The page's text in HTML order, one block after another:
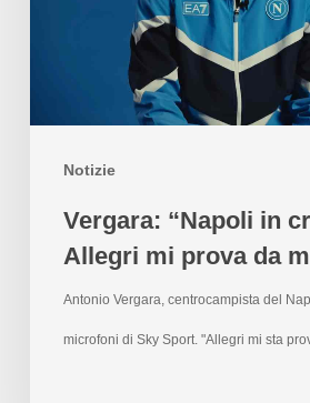
Notizie
Vergara: “Napoli in
Allegri mi prova da
Antonio Vergara, centrocampista del
microfoni di Sky Sport. "Allegri mi sta